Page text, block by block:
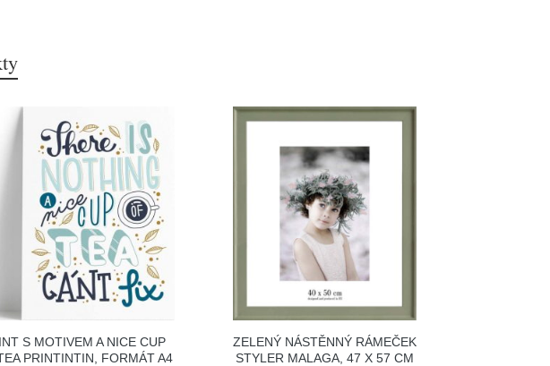
S MOTIVEM A NICE CUP
PRINTINTIN, FORMÁT A4
ZELENÝ NÁSTĚNNÝ RÁMEČEK
STYLER MALAGA, 47 X 57 CM